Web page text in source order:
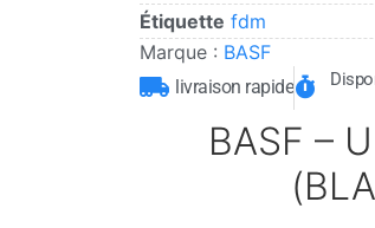
Étiquette fdm
Marque : BASF
livraison rapide
BASF –